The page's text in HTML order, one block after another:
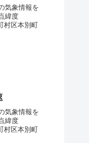
気象情報を
緯度
村区本別町
気象情報を
緯度
村区本別町